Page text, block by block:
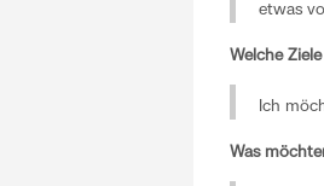
etwas
Welche
Ich
Was